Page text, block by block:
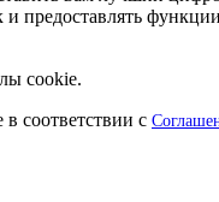
предоставлять
cookie.
соответствии с